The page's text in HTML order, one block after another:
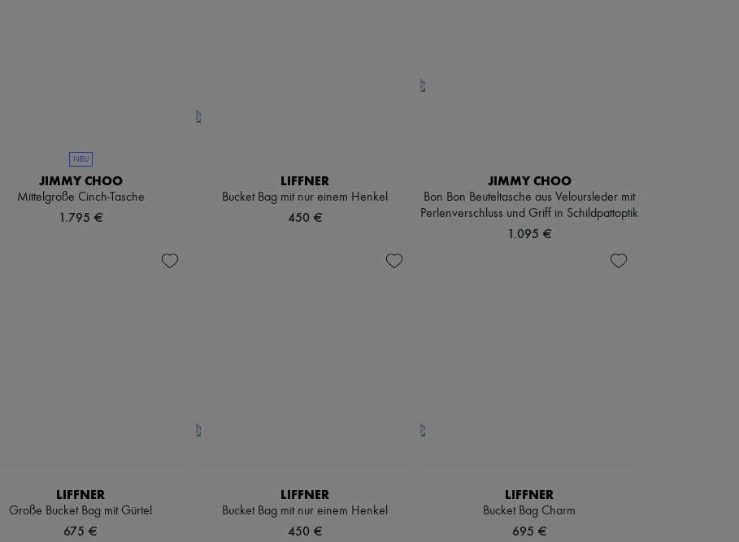
NEU
JIMMY CHOO
Mittelgroße Cinch-Tasche
1.795 €
LIFFNER
Bucket Bag mit nur einem Henkel
450 €
JIMMY CHOO
Bon Bon Beuteltasche aus Veloursleder mit
Perlenverschluss und Griff in Schildpattoptik
1.095 €
LIFFNER
Große Bucket Bag mit Gürtel
675 €
LIFFNER
Bucket Bag mit nur einem Henkel
450 €
LIFFNER
Bucket Bag Charm
695 €